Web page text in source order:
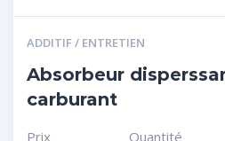
ADDITIF / ENTRETIEN
Absorbeur
carburant
Prix Quantité